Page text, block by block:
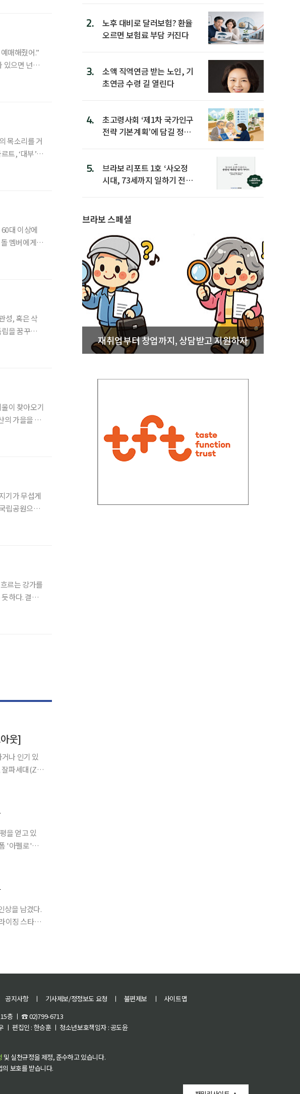
매해줬어.”
있으면 넌지
목소리를 거
트, ‘대부’ 3
대 이상에
멤버에게
성, 혹은 삭
을 꿈꾸게
이 찾아오기
의 가을을 살
기가 무섭게
립공원으로
르는 강가를
웃]
나 인기 있
파세대(Z세
을 얻고 있
상을 남겼다.
이징 스타
2.
노후 대비로 달러보험? 환율
오르면 보험료 부담 커진다
3.
소액 직역연금 받는 노인, 기
초연금 수령 길 열린다
4.
초고령사회 ‘제1차 국가인구
전략 기본계획’에 담길 정책
5.
브라보 리포트 1호 ‘사오정
시대, 73세까지 일하기 전략’
브라보 스페셜
재취업부터 창업까지, 상담받고 지원하자
공지사항 ㅣ 기사제보/정정보도 요청 ㅣ 불편제보 ㅣ
사이트맵
15층 ㅣ ☎ 02)799-6713
ㅣ 편집인 : 한승훈 ㅣ 청소년보호책임자 : 공도윤
및 실천규정을 제정, 준수하고 있습니다.
보호를 받습니다.